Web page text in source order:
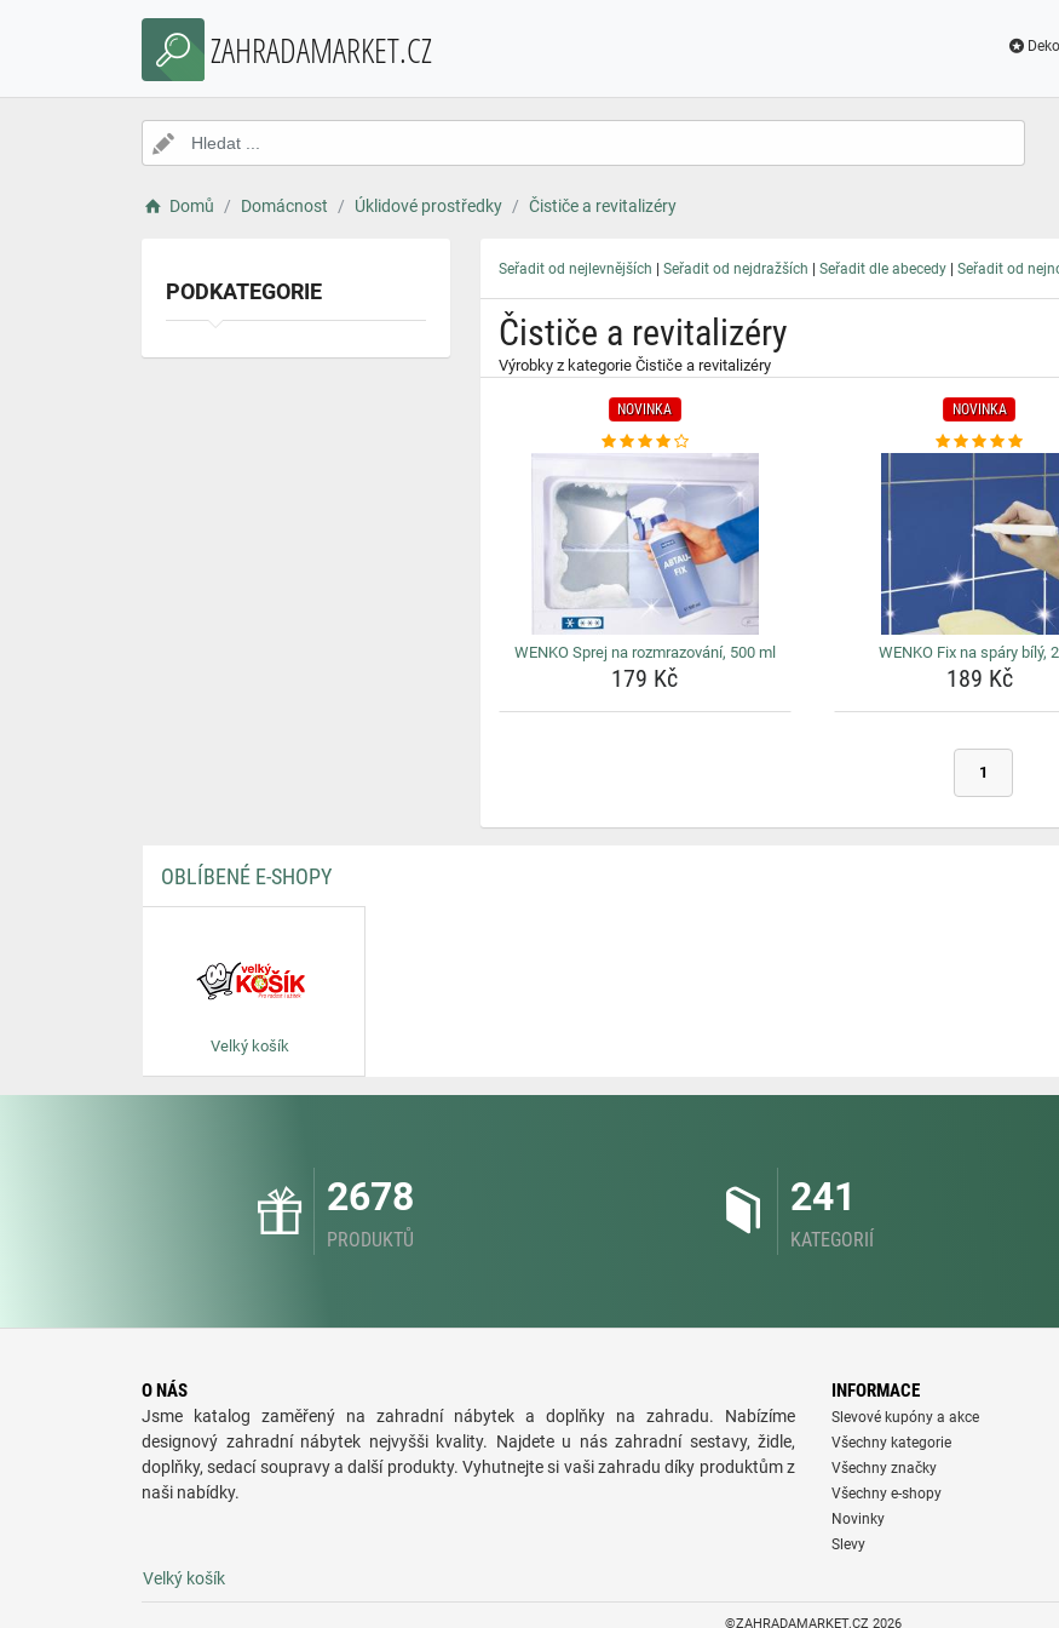
ZAHRADAMARKET.CZ
Domů Domácnost Úklidové prostředky Čističe a revitalizéry
PODKATEGORIE
Seřadit od nejlevnějších | Seřadit od nejdražších | Seřadit dle abecedy | Seřadit od
Čističe a revitalizéry
Výrobky z kategorie Čističe a revitalizéry
NOVINKA
WENKO Sprej na rozmrazování, 500 ml
179 Kč
NOVINKA
WENKO Fix na spáry bílý,
189 Kč
1
OBLÍBENÉ E-SHOPY
Velký košík
2678
PRODUKTŮ
241
KATEGORIÍ
O NÁS
Jsme katalog zaměřený na zahradní nábytek a doplňky na zahradu. Nabízíme
designový zahradní nábytek nejvyšši kvality. Najdete u nás zahradní sestavy, židle,
doplňky, sedací soupravy a další produkty. Vyhutnejte si vaši zahradu díky produktům z
naši nabídky.
INFORMACE
Slevové kupóny a akce
Všechny kategorie
Všechny značky
Všechny e-shopy
Novinky
Slevy
Velký košík
©ZAHRADAMARKET.CZ 2026